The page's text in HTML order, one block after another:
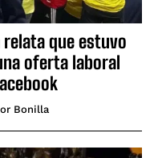
que estuvo
oferta laboral
Bonilla